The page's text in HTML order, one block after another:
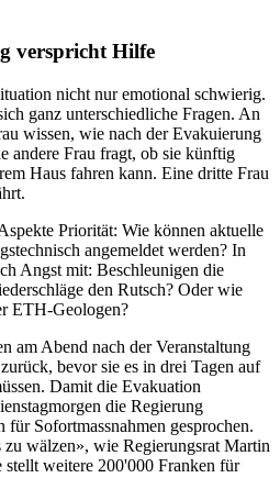
verspricht Hilfe
nicht nur emotional schwierig.
ganz unterschiedliche Fragen. An
wissen, wie nach der Evakuierung
andere Frau fragt, ob sie künftig
Haus fahren kann. Eine dritte Frau
Priorität: Wie können aktuelle
angemeldet werden? In
Angst mit: Beschleunigen die
den Rutsch? Oder wie
ETH-Geologen?
am Abend nach der Veranstaltung
bevor sie es in drei Tagen auf
Damit die Evakuation
die Regierung
Sofortmassnahmen gesprochen.
wälzen», wie Regierungsrat Martin
weitere 200'000 Franken für